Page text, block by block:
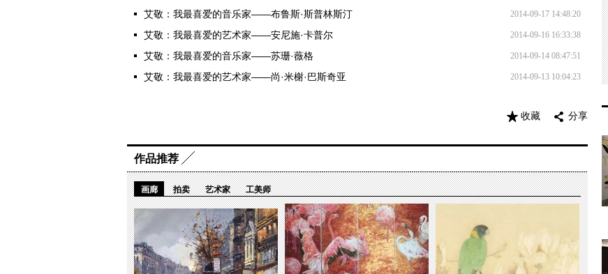
2014-09-17 14:48:20
艾敬：我最喜爱的音乐家——布鲁斯·斯普林斯汀
2014-09-16 16:33:38
艾敬：我最喜爱的艺术家——安尼施·卡普尔
2014-09-14 08:47:51
艾敬：我最喜爱的音乐家——苏珊·薇格
2014-09-13 10:04:23
艾敬：我最喜爱的艺术家——尚·米榭·巴斯奇亚
分享
收藏
作品推荐
画廊 拍卖 艺术家 工美师